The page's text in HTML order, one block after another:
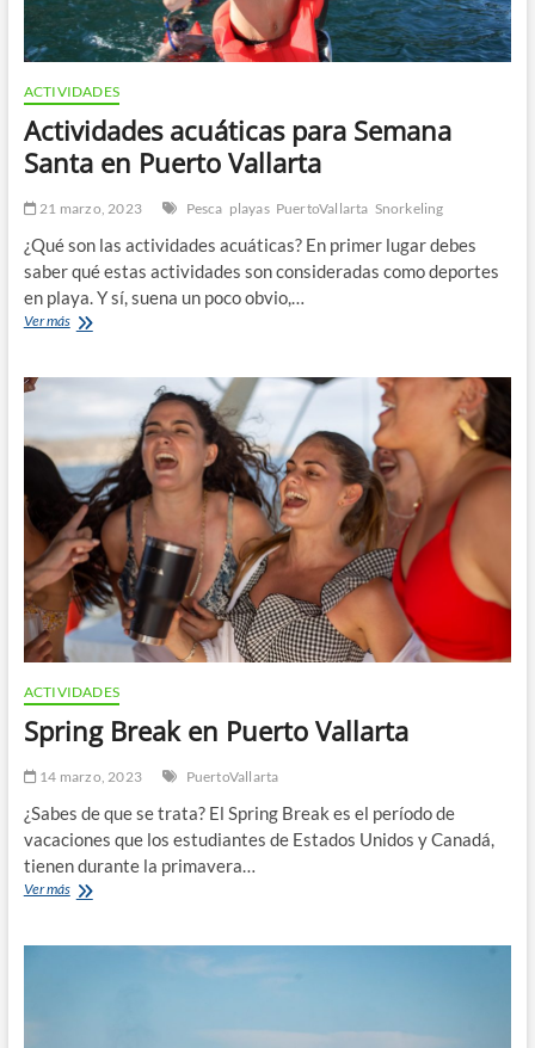
ACTIVIDADES
Actividades acuáticas para Semana
Santa en Puerto Vallarta
21 marzo, 2023 Pesca playas PuertoVallarta Snorkeling
¿Qué son las actividades acuáticas? En primer lugar debes
saber qué estas actividades son consideradas como deportes
en playa. Y sí, suena un poco obvio,…
Ver másActividades
Vallarta
ACTIVIDADES
Spring Break en Puerto Vallarta
14 marzo, 2023 PuertoVallarta
¿Sabes de que se trata? El Spring Break es el período de
vacaciones que los estudiantes de Estados Unidos y Canadá,
tienen durante la primavera…
Ver másSpring